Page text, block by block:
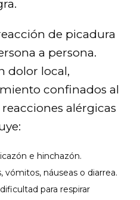
de picadura
a persona.
dolor local,
confinados al
alérgicas
e hinchazón.
vómitos, náuseas o diarrea.
para respirar